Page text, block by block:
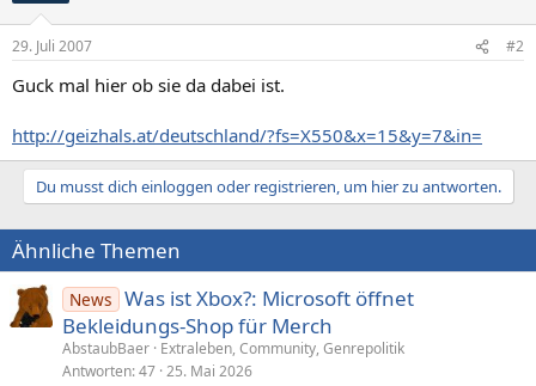
29. Juli 2007 #2
Guck mal hier ob sie da dabei ist.
http://geizhals.at/deutschland/?fs=X550&x=15&y=7&in=
Du musst dich einloggen oder registrieren, um hier zu antworten.
Ähnliche Themen
News Was ist Xbox?: Microsoft öffnet
Bekleidungs-Shop für Merch
AbstaubBaer Extraleben, Community, Genrepolitik
Antworten 47 25. Mai 2026